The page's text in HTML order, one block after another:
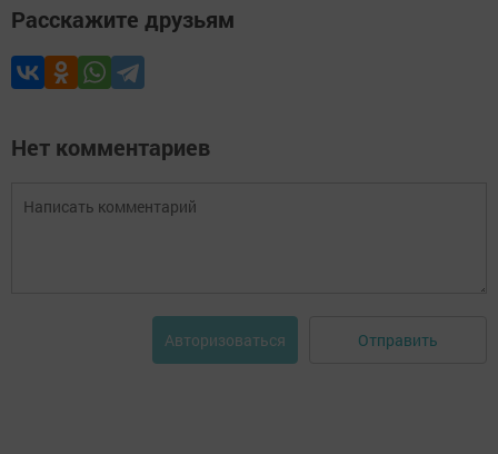
Расскажите друзьям
Нет комментариев
Авторизоваться Отправить